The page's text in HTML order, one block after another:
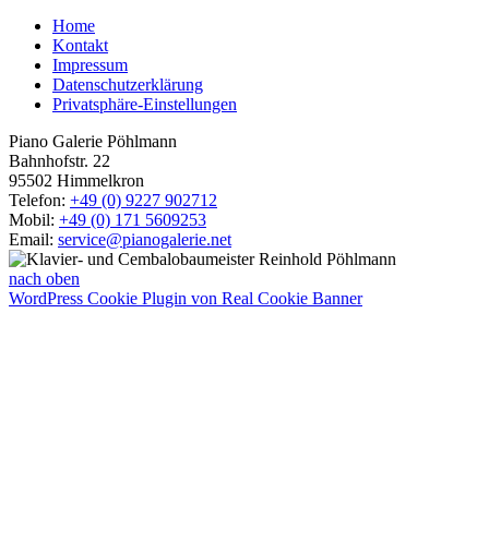
Home
Kontakt
Impressum
Datenschutzerklärung
Privatsphäre-Einstellungen
Piano Galerie Pöhlmann
Bahnhofstr. 22
95502 Himmelkron
Telefon: +49 (0) 9227 902712
Mobil: +49 (0) 171 5609253
Email: service@pianogalerie.net
nach oben
WordPress Cookie Plugin von Real Cookie Banner